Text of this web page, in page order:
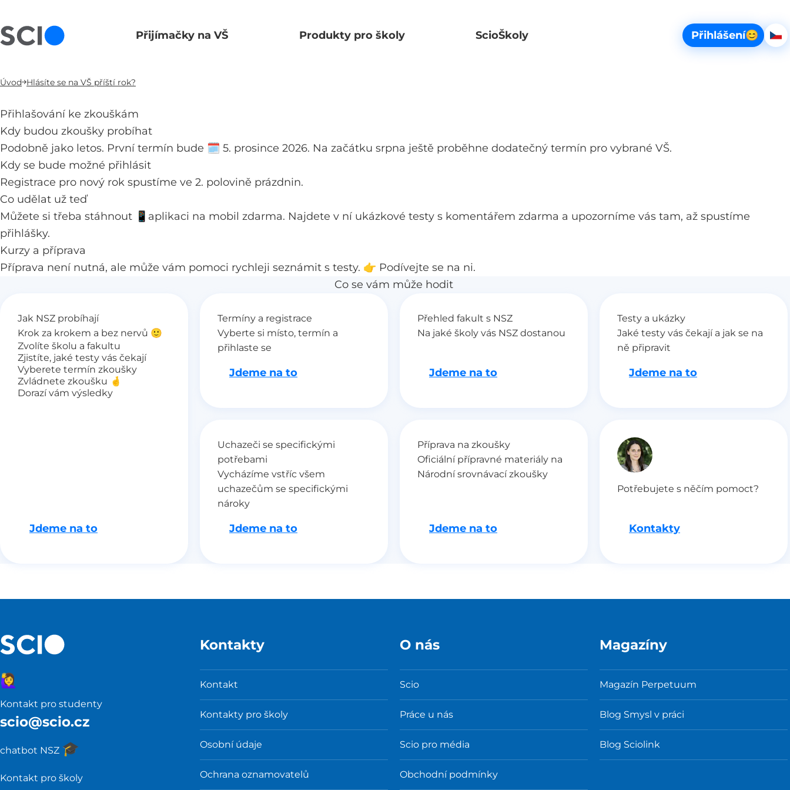
scio_web.span_sr-only.basket
Přijímačky na VŠ Produkty pro školy ScioŠkoly Přihlášení😊
Úvod Hlásíte se na VŠ příští rok?
Přihlašování ke zkouškám
Kdy budou zkoušky probíhat
Podobně jako letos. První termín bude 🗓️ 5. prosince 2026. Na začátku srpna ještě proběhne dodatečný termín pro vybrané VŠ.
Kdy se bude možné přihlásit
Registrace pro nový rok spustíme ve 2. polovině prázdnin.
Co udělat už teď
Můžete si třeba stáhnout 📱 aplikaci na mobil zdarma. Najdete v ní ukázkové testy s komentářem zdarma a upozorníme vás tam, až spustíme
přihlášky.
Kurzy a příprava
Příprava není nutná, ale může vám pomoci rychleji seznámit s testy. 👉 Podívejte se na ni.
Co se vám může hodit
Jak NSZ probíhají
Krok za krokem a bez nervů 🙂
Zvolíte školu a fakultu
Zjistíte, jaké testy vás čekají
Vyberete termín zkoušky
Zvládnete zkoušku 🤞
Dorazí vám výsledky
Jdeme na to
Termíny a registrace
Vyberte si místo, termín a
přihlaste se
Jdeme na to
Přehled fakult s NSZ
Na jaké školy vás NSZ dostanou
Jdeme na to
Testy a ukázky
Jaké testy vás čekají a jak se na
ně připravit
Jdeme na to
Uchazeči se specifickými
potřebami
Vycházíme vstříc všem
uchazečům se specifickými
nároky
Jdeme na to
Příprava na zkoušky
Oficiální přípravné materiály na
Národní srovnávací zkoušky
Jdeme na to
Potřebujete s něčím pomoct?
Kontakty
Kontakt pro studenty
scio@scio.cz
chatbot NSZ 🎓️
🙋‍♀️
Kontakt pro školy
Kontakty
Kontakt
Kontakty pro školy
Osobní údaje
Ochrana oznamovatelů
O nás
Scio
Práce u nás
Scio pro média
Obchodní podmínky
Magazíny
Magazín Perpetuum
Blog Smysl v práci
Blog Sciolink